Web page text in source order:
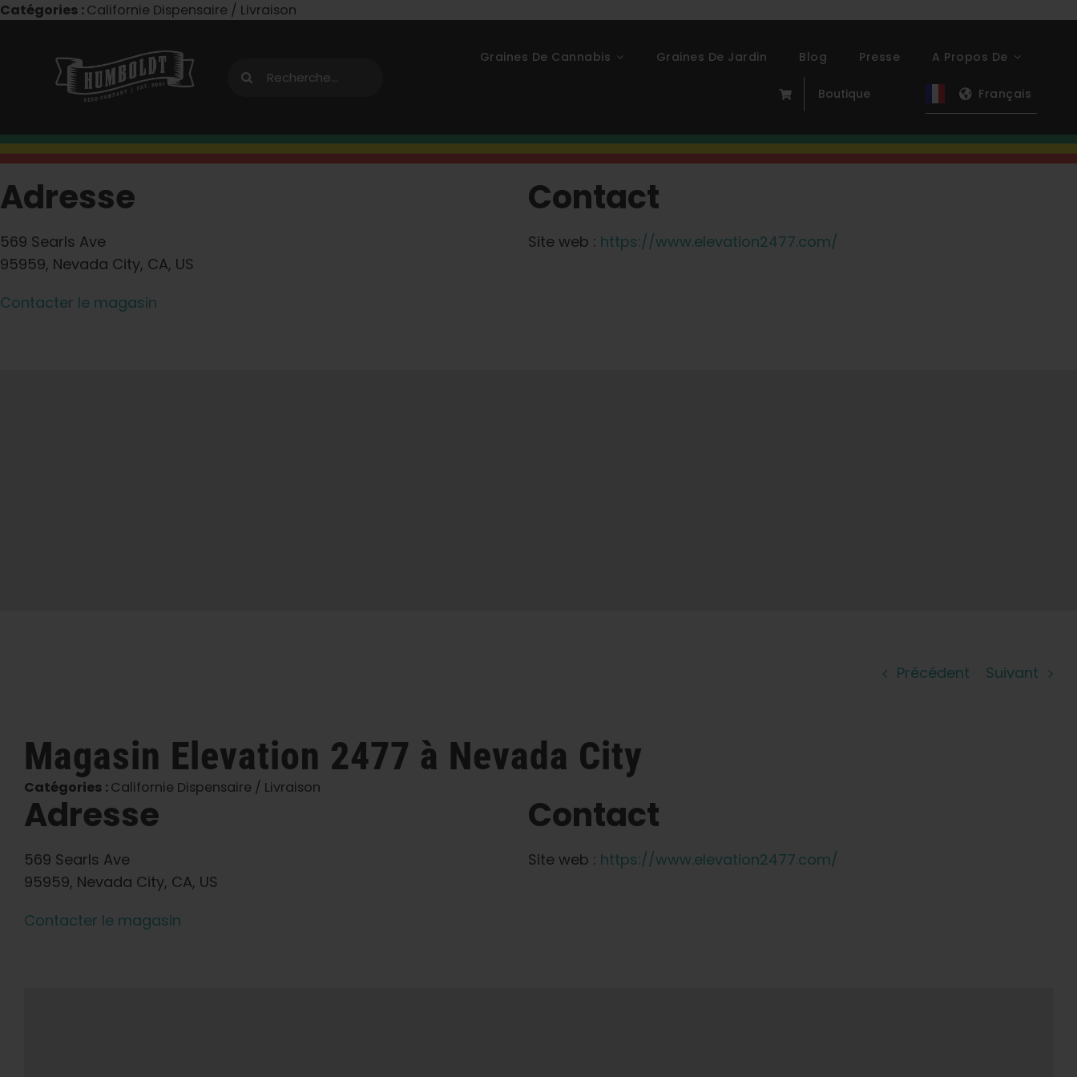
Skip
Catégories :Californie Dispensaire / Livraison
Recherche
Graines De Cannabis Graines De Jardin Blog Presse A Propos De
Boutique Français
Adresse
569 Searls Ave
95959, Nevada City, CA, US
Contact
Site web : https://www.elevation2477.com/
Contacter le magasin
Précédent Suivant
Magasin Elevation 2477 à Nevada City
Catégories :Californie Dispensaire / Livraison
Adresse
569 Searls Ave
95959, Nevada City, CA, US
Contact
Site web : https://www.elevation2477.com/
Contacter le magasin